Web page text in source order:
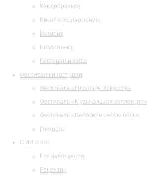
Как добраться
Визит в филармонию
История
Библиотека
Ресторан и кафе
Фестивали и гастроли
Фестиваль «Площадь Искусств»
Фестиваль «Музыкальная коллекция»
Фестиваль «Барокко в белую ночь»
Гастроли
СМИ о нас
Все публикации
Рецензии